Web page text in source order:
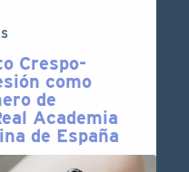
Crespo-
como
de
Academia
de España